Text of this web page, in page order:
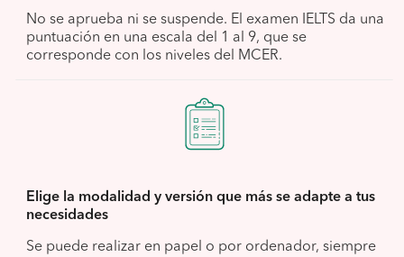
No se aprueba ni se suspende. El examen IELTS da una
puntuación en una escala del 1 al 9, que se
corresponde con los niveles del MCER.
Elige la modalidad y versión que más se adapte a tus
necesidades
Se puede realizar en papel o por ordenador, siempre